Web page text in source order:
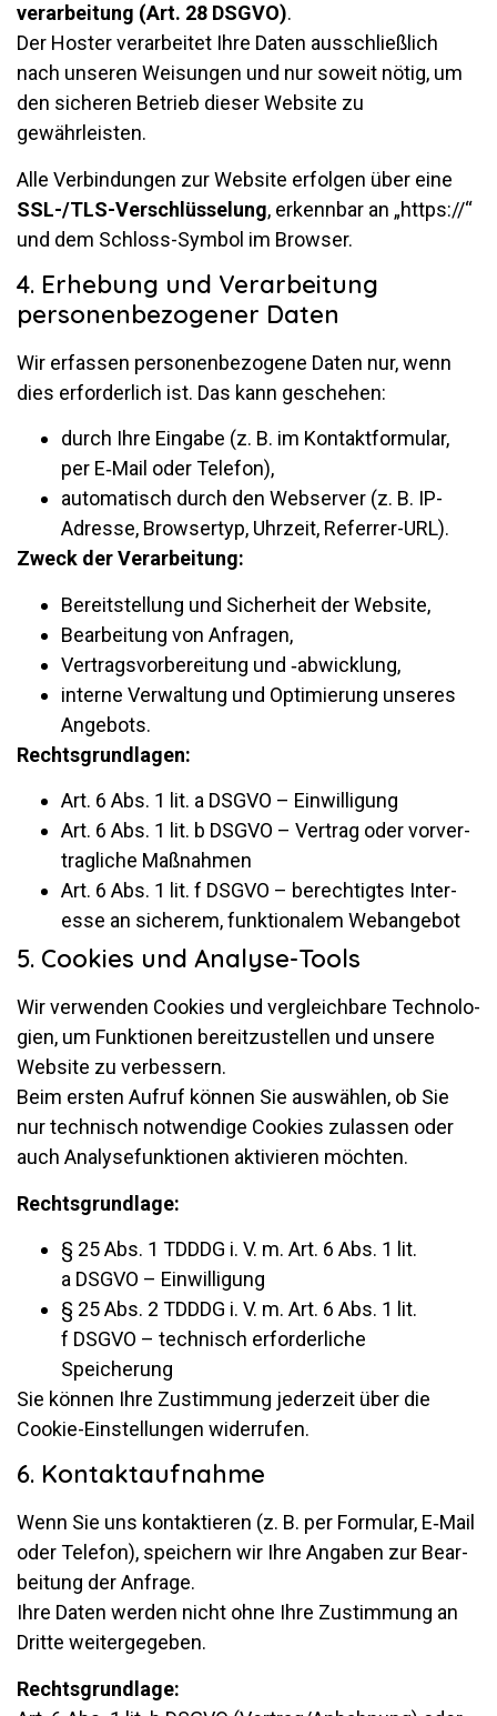
ver­ar­bei­tung (Art. 28 DSGVO).
Der Hoster ver­ar­beitet Ihre Daten aus­schließ­lich
nach un­seren Wei­sungen und nur so­weit nötig, um
den si­cheren Be­trieb dieser Web­site zu
gewährleisten.
Alle Ver­bin­dungen zur Web­site er­folgen über eine
SSL-/TLS-Ver­schlüs­se­lung, er­kennbar an „https://“
und dem Schloss-Symbol im Browser.
4. Erhebung und Verarbeitung
personenbezogener Daten
Wir er­fassen per­so­nen­be­zo­gene Daten nur, wenn
dies er­for­der­lich ist. Das kann geschehen:
durch Ihre Ein­gabe (z. B. im Kon­takt­for­mular,
per E‑Mail oder Telefon),
au­to­ma­tisch durch den Web­server (z. B. IP-
Adresse, Brow­sertyp, Uhr­zeit, Referrer-URL).
Zweck der Verarbeitung:
Be­reit­stel­lung und Si­cher­heit der Website,
Be­ar­bei­tung von Anfragen,
Ver­trags­vor­be­rei­tung und ‑ab­wick­lung,
in­terne Ver­wal­tung und Op­ti­mie­rung un­seres
Angebots.
Rechts­grund­lagen:
Art. 6 Abs. 1 lit. a DSGVO – Einwilligung
Art. 6 Abs. 1 lit. b DSGVO – Ver­trag oder vor­ver­
trag­liche Maßnahmen
Art. 6 Abs. 1 lit. f DSGVO – be­rech­tigtes In­ter­
esse an si­cherem, funk­tio­nalem Webangebot
5. Cookies und Analyse-Tools
Wir ver­wenden Coo­kies und ver­gleich­bare Tech­no­lo­
gien, um Funk­tionen be­reit­zu­stellen und un­sere
Web­site zu ver­bes­sern.
Beim ersten Aufruf können Sie aus­wählen, ob Sie
nur tech­nisch not­wen­dige Coo­kies zu­lassen oder
auch Ana­ly­se­funk­tionen ak­ti­vieren möchten.
Rechts­grund­lage:
§ 25 Abs. 1 TDDDG i. V. m. Art. 6 Abs. 1 lit.
a DSGVO – Einwilligung
§ 25 Abs. 2 TDDDG i. V. m. Art. 6 Abs. 1 lit.
f DSGVO – tech­nisch er­for­der­liche
Speicherung
Sie können Ihre Zu­stim­mung je­der­zeit über die
Cookie-Ein­stel­lungen widerrufen.
6. Kontaktaufnahme
Wenn Sie uns kon­tak­tieren (z. B. per For­mular, E‑Mail
oder Te­lefon), spei­chern wir Ihre An­gaben zur Be­ar­
bei­tung der An­frage.
Ihre Daten werden nicht ohne Ihre Zu­stim­mung an
Dritte weitergegeben.
Rechts­grund­lage: